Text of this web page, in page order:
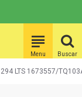
LTS 1673557/